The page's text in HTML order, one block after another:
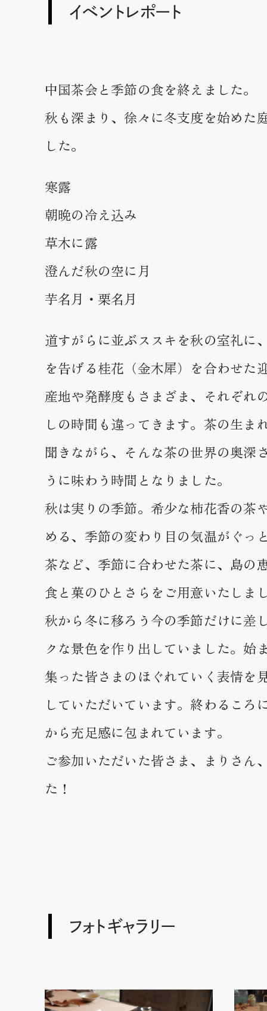
イベントレポート
中国茶会と季節の食を終えました。
秋も深まり、徐々に冬支度を始めた
した。
寒露
朝晩の冷え込み
草木に露
澄んだ秋の空に月
芋名月・栗名月
道すがらに並ぶススキを秋の室礼に
を告げる桂花（金木犀）を合わせた
産地や発酵度もさまざま、それぞれ
しの時間も違ってきます。茶の生ま
聞きながら、そんな茶の世界の奥深
うに味わう時間となりました。
秋は実りの季節。希少な柿花香の茶
める、季節の変わり目の気温がぐっ
茶など、季節に合わせた茶に、島の
食と菓のひとさらをご用意いたしま
秋から冬に移ろう今の季節だけに差
クな景色を作り出していました。始
集った皆さまのほぐれていく表情を
していただいています。終わるころ
から充足感に包まれています。
ご参加いただいた皆さま、まりさん
た！
フォトギャラリー